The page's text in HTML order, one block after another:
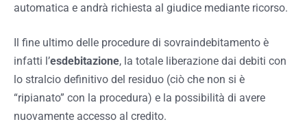
automatica e andrà richiesta al giudice mediante ricorso.
Il fine ultimo delle procedure di sovraindebitamento è
infatti l’esdebitazione, la totale liberazione dai debiti con
lo stralcio definitivo del residuo (ciò che non si è
“ripianato” con la procedura) e la possibilità di avere
nuovamente accesso al credito.